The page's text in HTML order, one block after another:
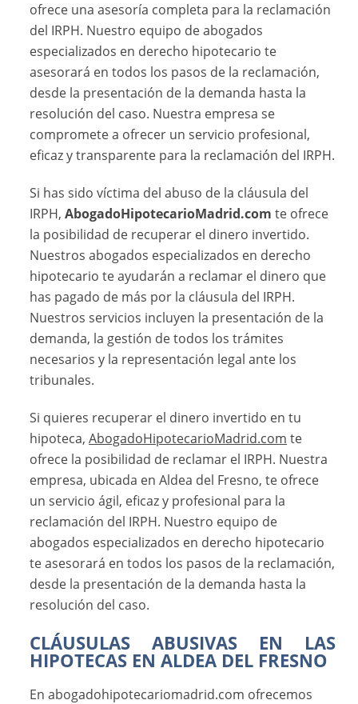
ofrece una asesoría completa para la reclamación
del IRPH. Nuestro equipo de abogados
especializados en derecho hipotecario te
asesorará en todos los pasos de la reclamación,
desde la presentación de la demanda hasta la
resolución del caso. Nuestra empresa se
compromete a ofrecer un servicio profesional,
eficaz y transparente para la reclamación del IRPH.
Si has sido víctima del abuso de la cláusula del
IRPH,AbogadoHipotecarioMadrid.com te ofrece
la posibilidad de recuperar el dinero invertido.
Nuestros abogados especializados en derecho
hipotecario te ayudarán a reclamar el dinero que
has pagado de más por la cláusula del IRPH.
Nuestros servicios incluyen la presentación de la
demanda, la gestión de todos los trámites
necesarios y la representación legal ante los
tribunales.
Si quieres recuperar el dinero invertido en tu
hipoteca,AbogadoHipotecarioMadrid.com te
ofrece la posibilidad de reclamar el IRPH. Nuestra
empresa, ubicada en Aldea del Fresno, te ofrece
un servicio ágil, eficaz y profesional para la
reclamación del IRPH. Nuestro equipo de
abogados especializados en derecho hipotecario
te asesorará en todos los pasos de la reclamación,
desde la presentación de la demanda hasta la
resolución del caso.
CLÁUSULAS ABUSIVAS EN LAS
HIPOTECAS EN ALDEA DEL FRESNO
En abogadohipotecariomadrid.com ofrecemos